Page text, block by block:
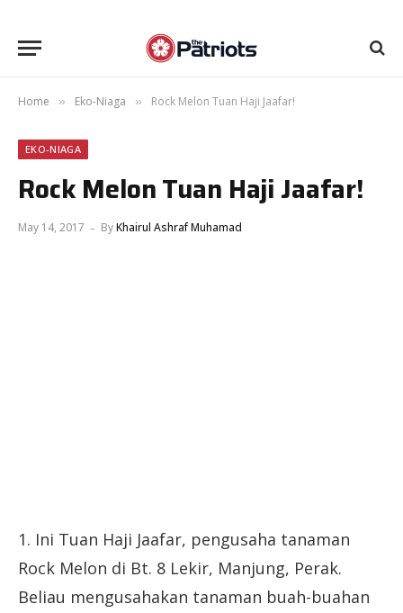
Home » Eko-Niaga » Rock Melon Tuan Haji Jaafar!
EKO-NIAGA
Rock Melon Tuan Haji Jaafar!
May 14, 2017 ByKhairul Ashraf Muhamad
1. Ini Tuan Haji Jaafar, pengusaha tanaman
Rock Melon di Bt. 8 Lekir, Manjung, Perak.
Beliau mengusahakan tanaman buah-buahan